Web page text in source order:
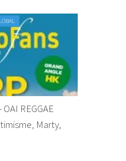
REGGAE
Marty,